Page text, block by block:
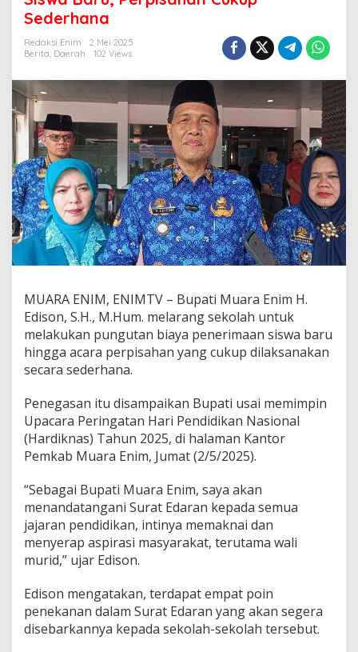
!
i
M
u
a
r
a
E
n
i
m
L
a
r
g
S
e
k
h
P
u
n
g
t
B
i
a
y
e
n
e
r
Sederhana
Redaksi Enim
2 Mei 2025
Berita, Daerah 102 Views
MUARA ENIM, ENIMTV – Bupati Muara Enim H.
Edison, S.H., M.Hum. melarang sekolah untuk
melakukan pungutan biaya penerimaan siswa baru
hingga acara perpisahan yang cukup dilaksanakan
secara sederhana.
Penegasan itu disampaikan Bupati usai memimpin
Upacara Peringatan Hari Pendidikan Nasional
(Hardiknas) Tahun 2025, di halaman Kantor
Pemkab Muara Enim, Jumat (2/5/2025).
“Sebagai Bupati Muara Enim, saya akan
menandatangani Surat Edaran kepada semua
jajaran pendidikan, intinya memaknai dan
menyerap aspirasi masyarakat, terutama wali
murid,” ujar Edison.
Edison mengatakan, terdapat empat poin
penekanan dalam Surat Edaran yang akan segera
disebarkannya kepada sekolah-sekolah tersebut.